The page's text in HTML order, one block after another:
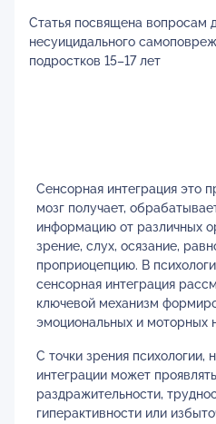
Статья посвящена вопросам
несуицидального
подростков 15–17 лет
Сенсорная интеграция это
мозг получает,
информацию от различных
зрение, слух, осязание,
проприоцепцию. В
сенсорная интеграция
ключевой механизм
эмоциональных и моторных
С точки зрения психологии,
интеграции может
раздражительности,
гиперактивности или